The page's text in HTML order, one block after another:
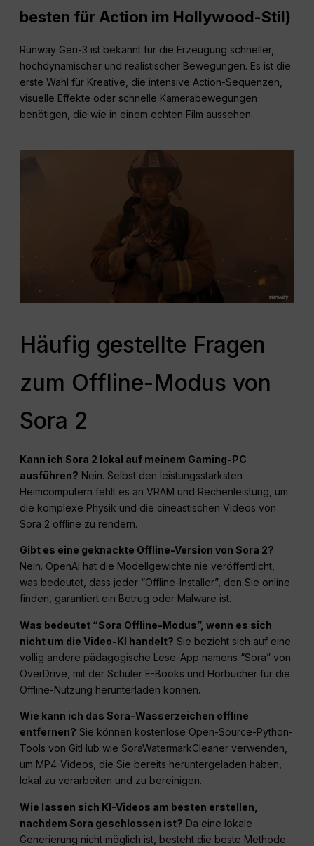
besten für Action im Hollywood-Stil)
Runway Gen-3 ist bekannt für die Erzeugung schneller,
hochdynamischer und realistischer Bewegungen. Es ist die
erste Wahl für Kreative, die intensive Action-Sequenzen,
visuelle Effekte oder schnelle Kamerabewegungen
benötigen, die wie in einem echten Film aussehen.
Häufig gestellte Fragen
zum Offline-Modus von
Sora 2
Kann ich Sora 2 lokal auf meinem Gaming-PC
ausführen? Nein. Selbst den leistungsstärksten
Heimcomputern fehlt es an VRAM und Rechenleistung, um
die komplexe Physik und die cineastischen Videos von
Sora 2 offline zu rendern.
Gibt es eine geknackte Offline-Version von Sora 2?
Nein. OpenAI hat die Modellgewichte nie veröffentlicht,
was bedeutet, dass jeder “Offline-Installer”, den Sie online
finden, garantiert ein Betrug oder Malware ist.
Was bedeutet “Sora Offline-Modus”, wenn es sich
nicht um die Video-KI handelt? Sie bezieht sich auf eine
völlig andere pädagogische Lese-App namens “Sora” von
OverDrive, mit der Schüler E-Books und Hörbücher für die
Offline-Nutzung herunterladen können.
Wie kann ich das Sora-Wasserzeichen offline
entfernen? Sie können kostenlose Open-Source-Python-
Tools von GitHub wie SoraWatermarkCleaner verwenden,
um MP4-Videos, die Sie bereits heruntergeladen haben,
lokal zu verarbeiten und zu bereinigen.
Wie lassen sich KI-Videos am besten erstellen,
nachdem Sora geschlossen ist? Da eine lokale
Generierung nicht möglich ist, besteht die beste Methode